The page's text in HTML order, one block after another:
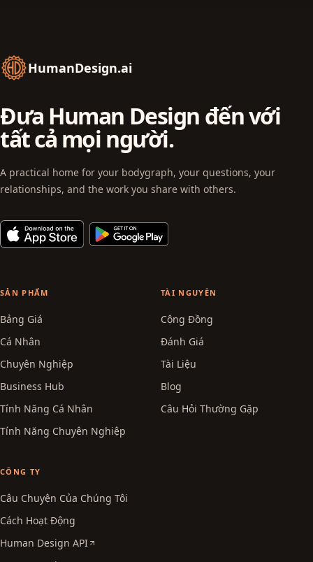
HumanDesign.ai
Đưa Human Design đến với
tất cả mọi người.
A practical home for your bodygraph, your questions, your
relationships, and the work you share with others.
SẢN PHẨM
Bảng Giá
Cá Nhân
Chuyên Nghiệp
Business Hub
Tính Năng Cá Nhân
Tính Năng Chuyên Nghiệp
TÀI NGUYÊN
Cộng Đồng
Đánh Giá
Tài Liệu
Blog
Câu Hỏi Thường Gặp
CÔNG TY
Câu Chuyện Của Chúng Tôi
Cách Hoạt Động
Human Design API